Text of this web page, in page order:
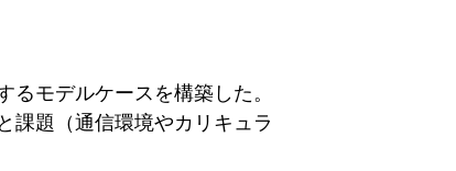
るモデルケースを構築した。
課題（通信環境やカリキュラ